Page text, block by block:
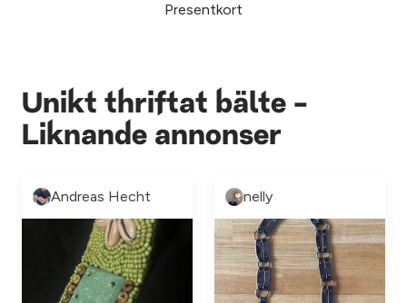
Presentkort
Unikt thriftat bälte -
Liknande annonser
Andreas Hecht nelly